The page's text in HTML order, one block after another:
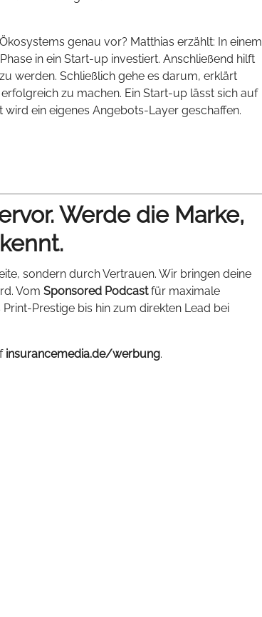
genau vor? Matthias erzählt: In einem
in ein Start-up investiert. Anschließend hilft
werden. Schließlich gehe es darum, erklärt
zu machen. Ein Start-up lässt sich auf
ein eigenes Angebots-Layer geschaffen.
Werde die Marke,
sondern durch Vertrauen. Wir bringen deine
Vom Sponsored Podcastfür maximale
Prestige bis hin zum direkten Lead bei
insurancemedia.de/werbung.